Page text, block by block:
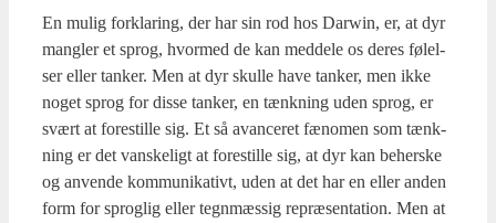
En mulig for­kla­ring, der har sin rod hos Darwin, er, at dyr
mang­ler et sprog, hvor­med de kan med­dele os deres følel­
ser eller tan­ker. Men at dyr skul­le have tan­ker, men ikke
noget sprog for dis­se tan­ker, en tænk­ning uden sprog, er
svært at fore­stil­le sig. Et så avan­ce­ret fæno­men som tænk­
ning er det van­ske­ligt at fore­stil­le sig, at dyr kan beher­ske
og anven­de kom­mu­ni­ka­tivt, uden at det har en eller anden
form for sprog­lig eller tegn­mæs­sig repræ­sen­ta­tion. Men at